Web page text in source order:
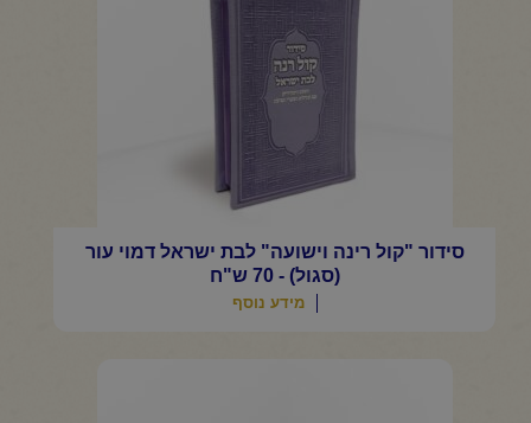
סידור "קול רינה וישועה" לבת ישראל דמוי עור
(סגול) - 70 ש"ח
מידע נוסף